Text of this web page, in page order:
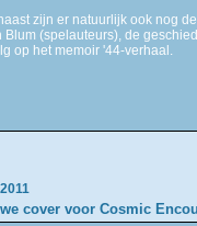
zijn er natuurlijk ook nog
Blum (spelauteurs), de
op het memoir '44-verhaal.
cover voor Cosmic